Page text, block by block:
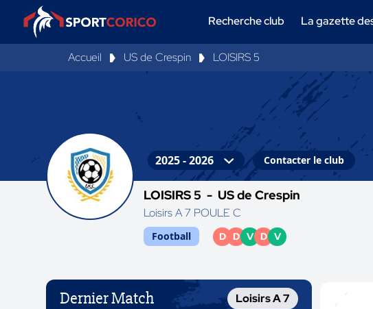
Recherche club La gazette
Accueil US de Crespin LOISIRS 5
Contacter le club
LOISIRS 5 - US de Crespin
Loisirs A 7 POULE C
Football D D V D V
Dernier Match Loisirs A 7